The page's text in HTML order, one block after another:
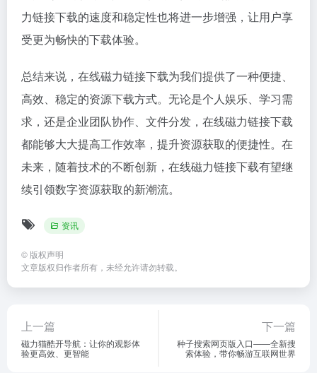
力链接下载的速度和稳定性也将进一步增强，让用户享
受更为畅快的下载体验。
总结来说，在线磁力链接下载为我们提供了一种便捷、
高效、稳定的资源下载方式。无论是个人娱乐、学习需
求，还是企业团队协作、文件分发，在线磁力链接下载
都能够大大提高工作效率，提升资源获取的便捷性。在
未来，随着技术的不断创新，在线磁力链接下载有望继
续引领数字资源获取的新潮流。
资讯
© 版权声明
文章版权归作者所有，未经允许请勿转载。
上一篇
磁力猫酷开导航：让你的观影体
验更高效、更智能
下一篇
种子搜索网页版入口——全新搜
索体验，带你畅游互联网世界